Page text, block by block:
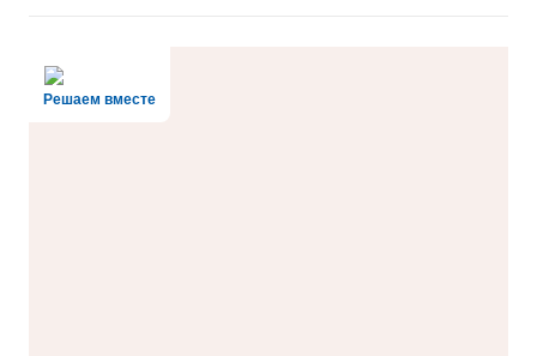
Решаем вместе